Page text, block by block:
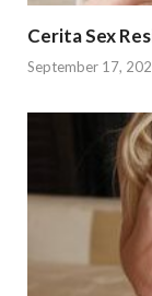
Cerita Sex
September 17,